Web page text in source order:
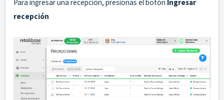
Para ingresar una recepción, presionas el botón Ingresar
recepción